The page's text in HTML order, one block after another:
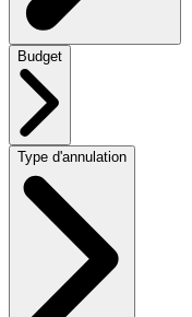
Budget
Type d'annulation